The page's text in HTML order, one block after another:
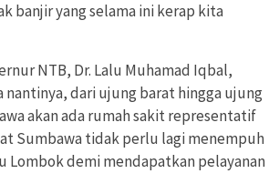
banjir yang selama ini kerap kita
NTB, Dr. Lalu Muhamad Iqbal,
nantinya, dari ujung barat hingga ujung
akan ada rumah sakit representatif
Sumbawa tidak perlu lagi menempuh
Lombok demi mendapatkan pelayanan